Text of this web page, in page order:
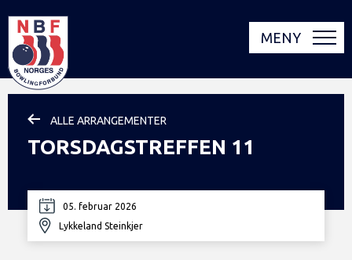
MENY
ALLE ARRANGEMENTER
TORSDAGSTREFFEN 11
05. februar 2026
Lykkeland Steinkjer